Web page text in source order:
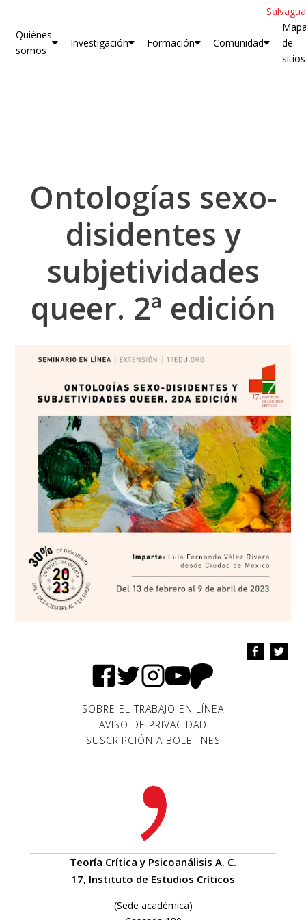
Quiénes
somos
Investigación Formación Comunidad
de
sitios
Ontologías sexo-
disidentes y
subjetividades
queer. 2ª edición
SOBRE EL TRABAJO EN LÍNEA
AVISO DE PRIVACIDAD
SUSCRIPCIÓN A BOLETINES
Teoría Crítica y Psicoanálisis A. C.
17, Instituto de Estudios Críticos
(Sede académica)